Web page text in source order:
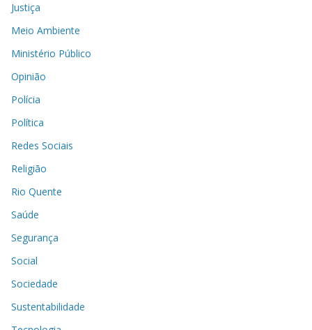
Justiça
Meio Ambiente
Ministério Público
Opinião
Polícia
Política
Redes Sociais
Religião
Rio Quente
Saúde
Segurança
Social
Sociedade
Sustentabilidade